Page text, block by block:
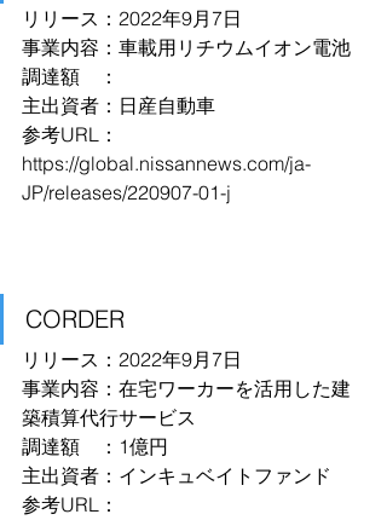
リリース：2022年9月7日
事業内容：車載用リチウムイオン電池
調達額　：
主出資者：日産自動車
参考URL：
https://global.nissannews.com/ja-
JP/releases/220907-01-j
CORDER
リリース：2022年9月7日
事業内容：在宅ワーカーを活用した建
築積算代行サービス
調達額　：1億円
主出資者：インキュベイトファンド
参考URL：